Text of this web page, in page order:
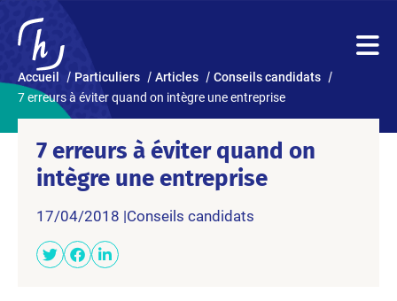
Accueil Particuliers Articles
Conseils candidats
7 erreurs à éviter quand on intègre une entreprise
7 erreurs à éviter quand on
intègre une entreprise
17/04/2018 |Conseils candidats